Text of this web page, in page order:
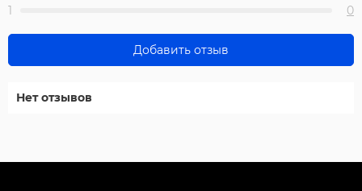
1
0
Добавить отзыв
Нет отзывов